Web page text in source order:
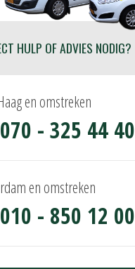
HULP OF ADVIES NODIG?
en omstreken
070 - 325 44 40
en omstreken
010 - 850 12 00